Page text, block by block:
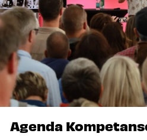
Agenda